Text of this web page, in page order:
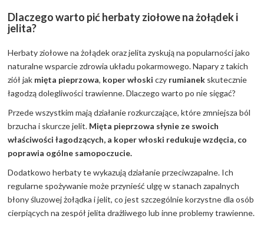
Dlaczego warto pić herbaty ziołowe na żołądek i
jelita?
Herbaty ziołowe na żołądek oraz jelita zyskują na popularności jako
naturalne wsparcie zdrowia układu pokarmowego. Napary z takich
ziół jak mięta pieprzowa, koper włoski czy rumianek skutecznie
łagodzą dolegliwości trawienne. Dlaczego warto po nie sięgać?
Przede wszystkim mają działanie rozkurczające, które zmniejsza ból
brzucha i skurcze jelit. Mięta pieprzowa słynie ze swoich
właściwości łagodzących, a koper włoski redukuje wzdęcia, co
poprawia ogólne samopoczucie.
Dodatkowo herbaty te wykazują działanie przeciwzapalne. Ich
regularne spożywanie może przynieść ulgę w stanach zapalnych
błony śluzowej żołądka i jelit, co jest szczególnie korzystne dla osób
cierpiących na zespół jelita drażliwego lub inne problemy trawienne.